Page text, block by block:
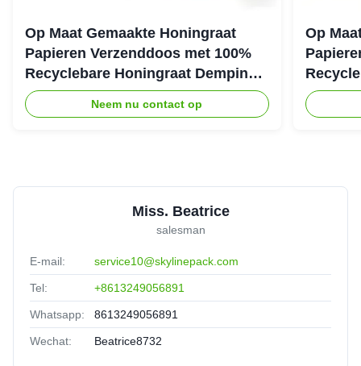
Op Maat Gemaakte Honingraat
Papieren Verzenddoos met 100%
Recyclebare Honingraat Demping
Structuur voor Eco Beschermende
Verpakking
Neem nu contact op
Op
Miss. Beatrice
salesman
E-mail: service10@skylinepack.com
Tel: +8613249056891
Whatsapp: 8613249056891
Wechat: Beatrice8732